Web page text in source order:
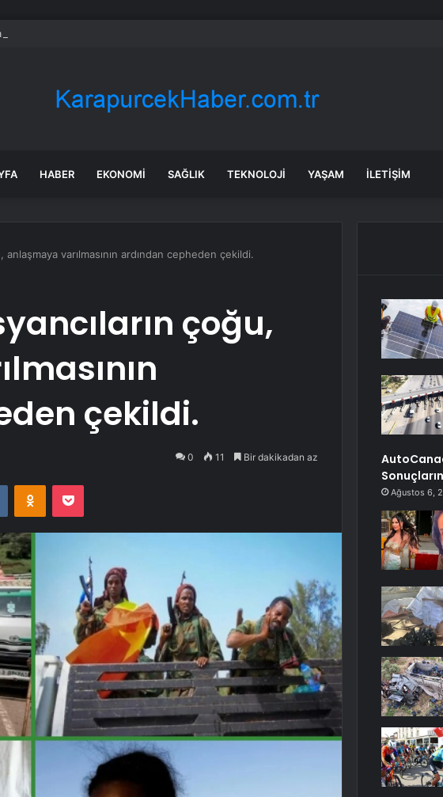
İstanbul yolunun masrafı asgari ücreti geçti
HABER EKONOMI SAĞLIK TEKNOLOJI YAŞAM İLETIŞIM
anlaşmaya varılmasının ardından cepheden çekildi.
çoğu,
çekildi.
0 11 Bir dakikadan az
VKontakteOdnoklassniki
Pocket
Ağustos 6,